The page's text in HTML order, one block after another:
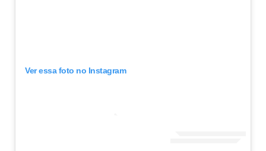
Ver essa foto no Instagram